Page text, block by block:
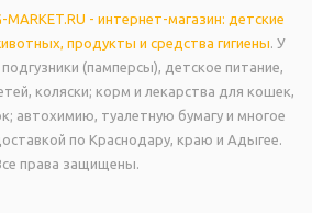
MARKET.RU - интернет-магазин: детские
продукты и средства гигиены. У
(памперсы), детское питание,
коляски; корм и лекарства для кошек,
автохимию, туалетную бумагу и многое
по Краснодару, краю и Адыгее.
права защищены.